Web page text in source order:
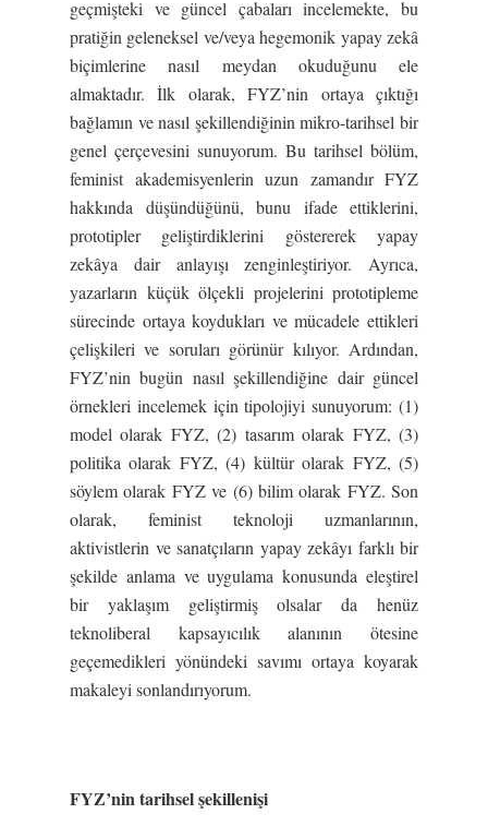
geçmişteki ve güncel çabaları incelemekte, bu
pratiğin geleneksel ve/veya hegemonik yapay zekâ
biçimlerine nasıl meydan okuduğunu ele
almaktadır. İlk olarak, FYZ’nin ortaya çıktığı
bağlamın ve nasıl şekillendiğinin mikro-tarihsel bir
genel çerçevesini sunuyorum. Bu tarihsel bölüm,
feminist akademisyenlerin uzun zamandır FYZ
hakkında düşündüğünü, bunu ifade ettiklerini,
prototipler geliştirdiklerini göstererek yapay
zekâya dair anlayışı zenginleştiriyor. Ayrıca,
yazarların küçük ölçekli projelerini prototipleme
sürecinde ortaya koydukları ve mücadele ettikleri
çelişkileri ve soruları görünür kılıyor. Ardından,
FYZ’nin bugün nasıl şekillendiğine dair güncel
örnekleri incelemek için tipolojiyi sunuyorum: (1)
model olarak FYZ, (2) tasarım olarak FYZ, (3)
politika olarak FYZ, (4) kültür olarak FYZ, (5)
söylem olarak FYZ ve (6) bilim olarak FYZ. Son
olarak, feminist teknoloji uzmanlarının,
aktivistlerin ve sanatçıların yapay zekâyı farklı bir
şekilde anlama ve uygulama konusunda eleştirel
bir yaklaşım geliştirmiş olsalar da henüz
teknoliberal kapsayıcılık alanının ötesine
geçemedikleri yönündeki savımı ortaya koyarak
makaleyi sonlandırıyorum.
FYZ’nin tarihsel şekillenişi